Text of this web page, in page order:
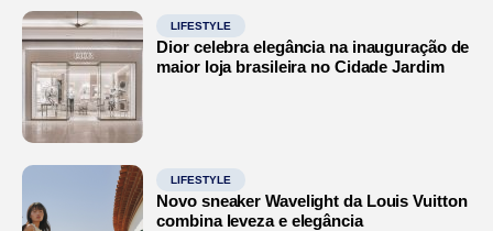
LIFESTYLE
Dior celebra elegância na inauguração de
maior loja brasileira no Cidade Jardim
LIFESTYLE
Novo sneaker Wavelight da Louis Vuitton
combina leveza e elegância